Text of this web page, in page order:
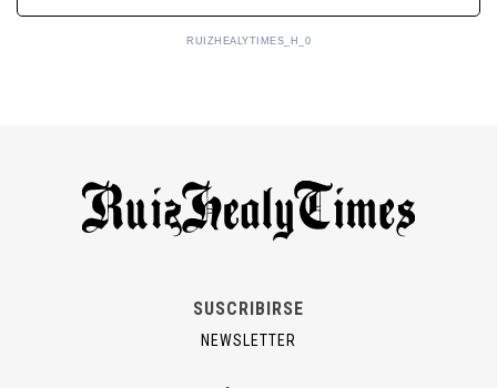
RUIZHEALYTIMES_H_0
SUSCRIBIRSE
NEWSLETTER